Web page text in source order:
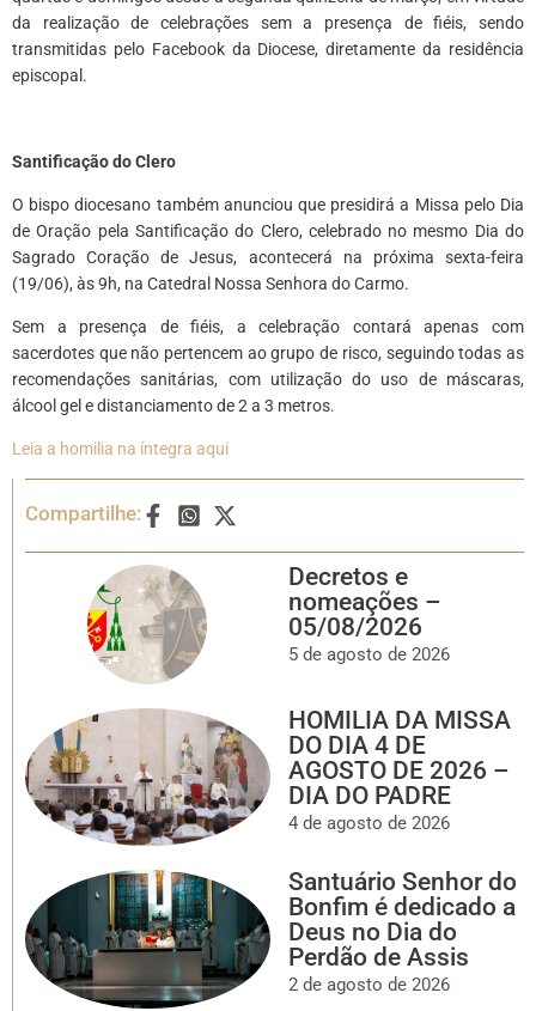
da realização de celebrações sem a presença de fiéis, sendo
transmitidas pelo Facebook da Diocese, diretamente da residência
episcopal.
Santificação do Clero
O bispo diocesano também anunciou que presidirá a Missa pelo Dia
de Oração pela Santificação do Clero, celebrado no mesmo Dia do
Sagrado Coração de Jesus, acontecerá na próxima sexta-feira
(19/06), às 9h, na Catedral Nossa Senhora do Carmo.
Sem a presença de fiéis, a celebração contará apenas com
sacerdotes que não pertencem ao grupo de risco, seguindo todas as
recomendações sanitárias, com utilização do uso de máscaras,
álcool gel e distanciamento de 2 a 3 metros.
Leia a homilia na íntegra aqui
Compartilhe:
Decretos e
nomeações –
05/08/2026
5 de agosto de 2026
HOMILIA DA MISSA
DO DIA 4 DE
AGOSTO DE 2026 –
DIA DO PADRE
4 de agosto de 2026
Santuário Senhor do
Bonfim é dedicado a
Deus no Dia do
Perdão de Assis
2 de agosto de 2026